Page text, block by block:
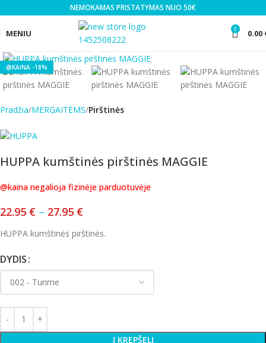
NEMOKAMAS PRISTATYMAS NUO 50€
MENIU 0 0.00
-18%
Click to enlarge
Pradžia MERGAITĖMS Pirštinės
HUPPA kumštinės pirštinės MAGGIE
@kaina negalioja fizinėje parduotuvėje
22.95 € – 27.95 €
HUPPA kumštinės pirštinės.
DYDIS
Į KREPŠELĮ